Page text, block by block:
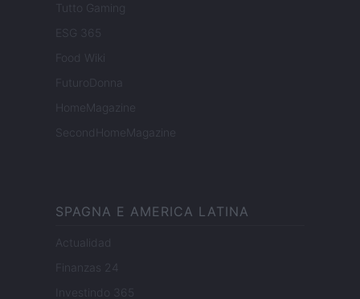
Tutto Gaming
ESG 365
Food Wiki
FuturoDonna
HomeMagazine
SecondHomeMagazine
SPAGNA E AMERICA LATINA
Actualidad
Finanzas 24
Investindo 365